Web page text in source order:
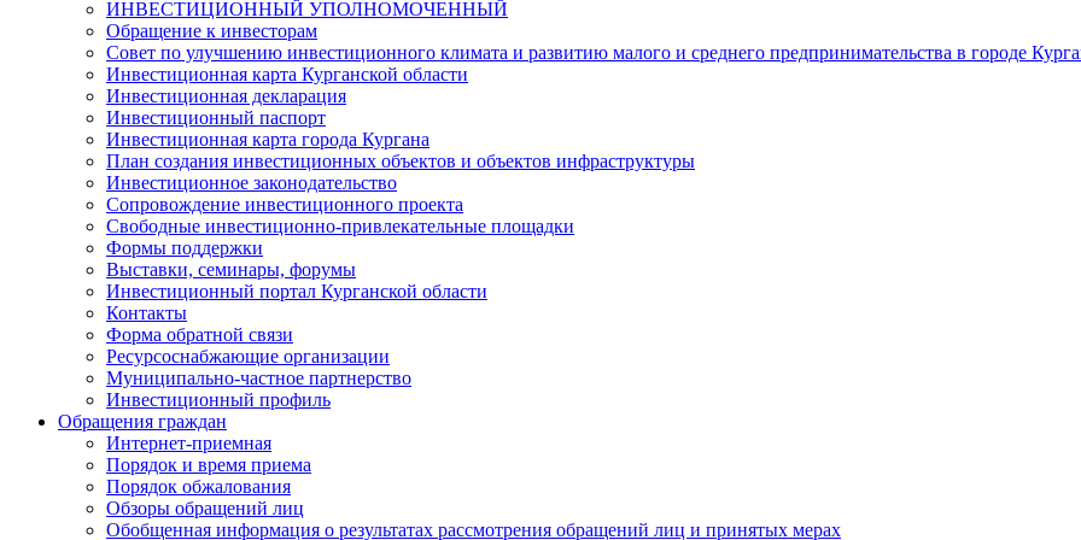
ИНВЕСТИЦИОННЫЙ УПОЛНОМОЧЕННЫЙ
Обращение к инвесторам
Совет по улучшению инвестиционного климата и развитию малого и среднего предпринимательства в городе
Инвестиционная карта Курганской области
Инвестиционная декларация
Инвестиционный паспорт
Инвестиционная карта города Кургана
План создания инвестиционных объектов и объектов инфраструктуры
Инвестиционное законодательство
Сопровождение инвестиционного проекта
Свободные инвестиционно-привлекательные площадки
Формы поддержки
Выставки, семинары, форумы
Инвестиционный портал Курганской области
Контакты
Форма обратной связи
Ресурсоснабжающие организации
Муниципально-частное партнерство
Инвестиционный профиль
Обращения граждан
Интернет-приемная
Порядок и время приема
Порядок обжалования
Обзоры обращений лиц
Обобщенная информация о результатах рассмотрения обращений лиц и принятых мерах